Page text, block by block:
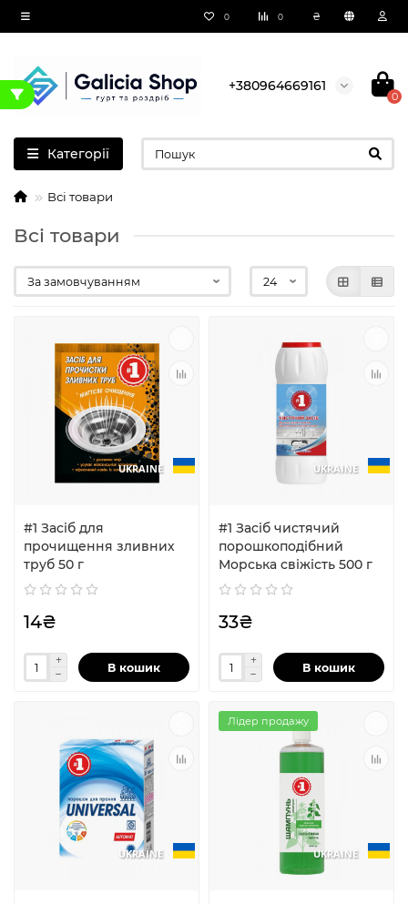
0 0 ₴
+380964669161
0
Категорії
Всі товари
Всі товари
#1 Засіб для
прочищення зливних
труб 50 г
UKRAINE
14₴
В кошик
#1 Засіб чистячий
порошкоподібний
Морська свіжість 500 г
UKRAINE
33₴
В кошик
UKRAINE
Лідер продажу
UKRAINE